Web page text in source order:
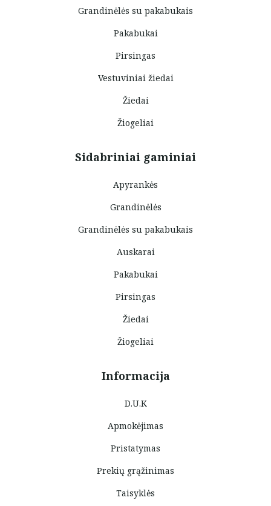
Grandinėlės su pakabukais
Pakabukai
Pirsingas
Vestuviniai žiedai
Žiedai
Žiogeliai
Sidabriniai gaminiai
Apyrankės
Grandinėlės
Grandinėlės su pakabukais
Auskarai
Pakabukai
Pirsingas
Žiedai
Žiogeliai
Informacija
D.U.K
Apmokėjimas
Pristatymas
Prekių grąžinimas
Taisyklės